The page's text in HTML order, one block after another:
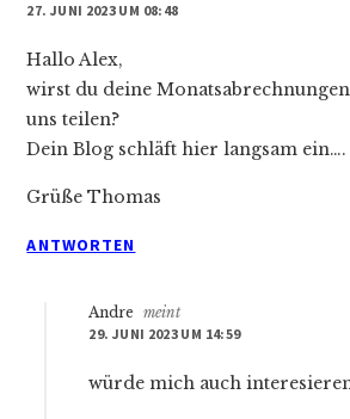
27. JUNI 2023 UM 08:48
Hallo Alex,
wirst du deine
uns teilen?
Dein Blog schläft hier langsam ein….
Grüße Thomas
ANTWORTEN
Andre
meint
29. JUNI 2023 UM 14:59
würde mich auch